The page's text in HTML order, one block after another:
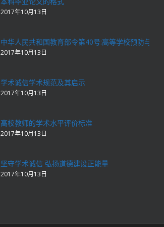
2017年10月13日
中华人民共和国教育部令第40号:高等学校预防与处
2017年10月13日
学术诚信学术规范及其启示
2017年10月13日
高校教师的学术水平评价标准
2017年10月13日
坚守学术诚信 弘扬道德建设正能量
2017年10月13日